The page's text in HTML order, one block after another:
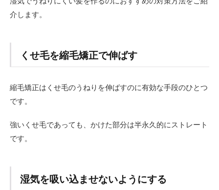
介します。
くせ毛を縮毛矯正で伸ばす
縮毛矯正はくせ毛のうねりを伸ばすのに有効な手段のひとつ
です。
強いくせ毛であっても、かけた部分は半永久的にストレート
です。
湿気を吸い込ませないようにする